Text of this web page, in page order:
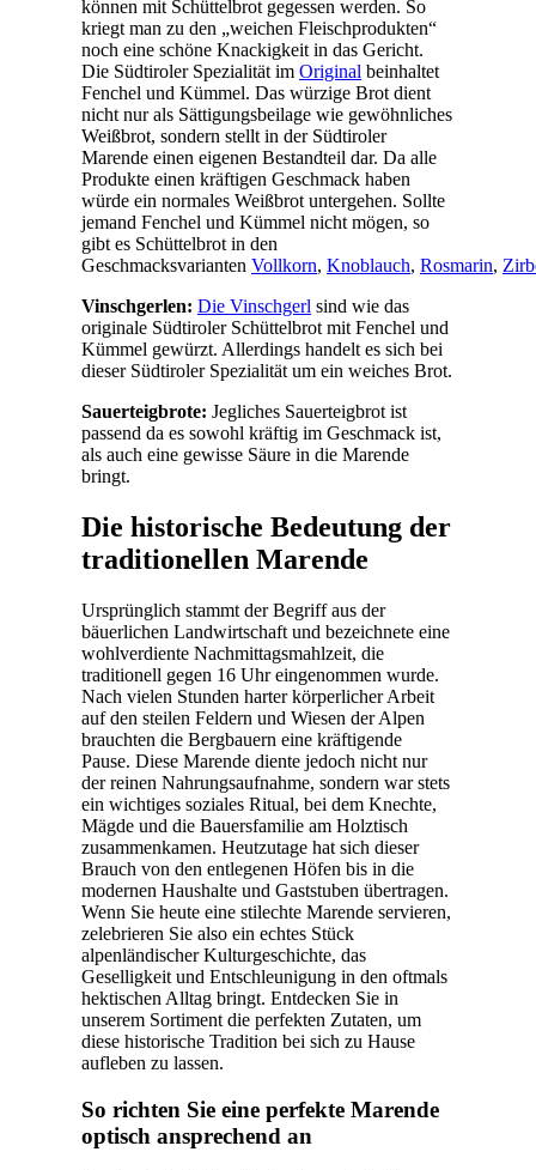
können mit Schüttelbrot gegessen werden. So
kriegt man zu den „weichen Fleischprodukten“
noch eine schöne Knackigkeit in das Gericht.
Die Südtiroler Spezialität im Original beinhaltet
Fenchel und Kümmel. Das würzige Brot dient
nicht nur als Sättigungsbeilage wie gewöhnliches
Weißbrot, sondern stellt in der Südtiroler
Marende einen eigenen Bestandteil dar. Da alle
Produkte einen kräftigen Geschmack haben
würde ein normales Weißbrot untergehen. Sollte
jemand Fenchel und Kümmel nicht mögen, so
gibt es Schüttelbrot in den
Geschmacksvarianten Vollkorn, Knoblauch, Rosmarin,
Vinschgerlen: Die Vinschgerl sind wie das
originale Südtiroler Schüttelbrot mit Fenchel und
Kümmel gewürzt. Allerdings handelt es sich bei
dieser Südtiroler Spezialität um ein weiches Brot.
Sauerteigbrote: Jegliches Sauerteigbrot ist
passend da es sowohl kräftig im Geschmack ist,
als auch eine gewisse Säure in die Marende
bringt.
Die historische Bedeutung der
traditionellen Marende
Ursprünglich stammt der Begriff aus der
bäuerlichen Landwirtschaft und bezeichnete eine
wohlverdiente Nachmittagsmahlzeit, die
traditionell gegen 16 Uhr eingenommen wurde.
Nach vielen Stunden harter körperlicher Arbeit
auf den steilen Feldern und Wiesen der Alpen
brauchten die Bergbauern eine kräftigende
Pause. Diese Marende diente jedoch nicht nur
der reinen Nahrungsaufnahme, sondern war stets
ein wichtiges soziales Ritual, bei dem Knechte,
Mägde und die Bauersfamilie am Holztisch
zusammenkamen. Heutzutage hat sich dieser
Brauch von den entlegenen Höfen bis in die
modernen Haushalte und Gaststuben übertragen.
Wenn Sie heute eine stilechte Marende servieren,
zelebrieren Sie also ein echtes Stück
alpenländischer Kulturgeschichte, das
Geselligkeit und Entschleunigung in den oftmals
hektischen Alltag bringt. Entdecken Sie in
unserem Sortiment die perfekten Zutaten, um
diese historische Tradition bei sich zu Hause
aufleben zu lassen.
So richten Sie eine perfekte Marende
optisch ansprechend an